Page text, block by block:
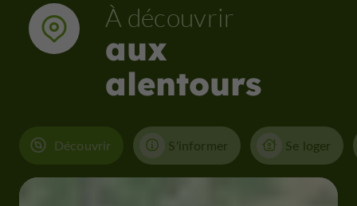
À découvrir
aux
alentours
Découvrir S'informer Se loger